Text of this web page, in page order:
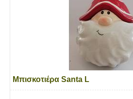
Μπισκοτιέρα Santa L